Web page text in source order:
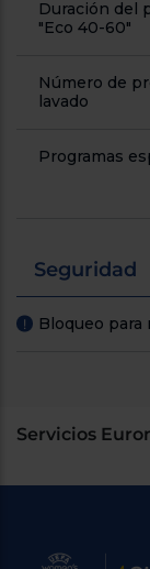
Duración del
"Eco 40-60"
Número de
lavado
Programas
Seguridad
! Bloqueo para
Servicios